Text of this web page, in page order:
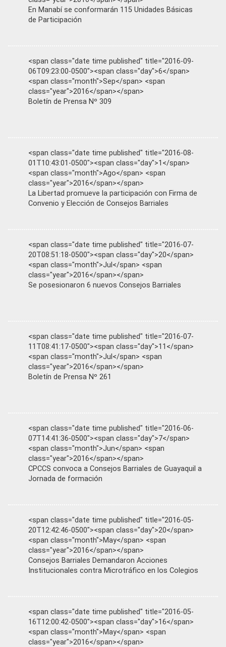
En Manabí se conformarán 115 Unidades Básicas
de Participación
<span class="date time published" title="2016-09-
06T09:23:00-0500"><span class="day">6</span>
<span class="month">Sep</span> <span
class="year">2016</span></span>
Boletín de Prensa Nº 309
<span class="date time published" title="2016-08-
01T10:43:01-0500"><span class="day">1</span>
<span class="month">Ago</span> <span
class="year">2016</span></span>
La Libertad promueve la participación con Firma de
Convenio y Elección de Consejos Barriales
<span class="date time published" title="2016-07-
20T08:51:18-0500"><span class="day">20</span>
<span class="month">Jul</span> <span
class="year">2016</span></span>
Se posesionaron 6 nuevos Consejos Barriales
<span class="date time published" title="2016-07-
11T08:41:17-0500"><span class="day">11</span>
<span class="month">Jul</span> <span
class="year">2016</span></span>
Boletín de Prensa Nº 261
<span class="date time published" title="2016-06-
07T14:41:36-0500"><span class="day">7</span>
<span class="month">Jun</span> <span
class="year">2016</span></span>
CPCCS convoca a Consejos Barriales de Guayaquil a
Jornada de formación
<span class="date time published" title="2016-05-
20T12:42:46-0500"><span class="day">20</span>
<span class="month">May</span> <span
class="year">2016</span></span>
Consejos Barriales Demandaron Acciones
Institucionales contra Microtráfico en los Colegios
<span class="date time published" title="2016-05-
16T12:00:42-0500"><span class="day">16</span>
<span class="month">May</span> <span
class="year">2016</span></span>